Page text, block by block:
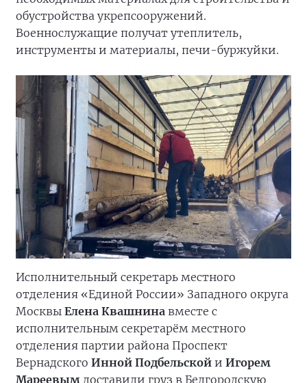
обустройства укрепсооружений.
Военнослужащие получат утеплитель,
инструменты и материалы, печи-буржуйки.
Исполнительный секретарь местного
отделения «Единой России» Западного округа
Москвы Елена Квашнина вместе с
исполнительным секретарём местного
отделения партии района Проспект
Вернадского Инной Подбельской и Игорем
Мареевым доставили груз в Белгородскую